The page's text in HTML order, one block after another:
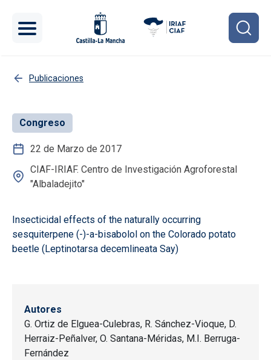
Publicaciones
Congreso
22 de Marzo de 2017
CIAF-IRIAF. Centro de Investigación Agroforestal
"Albaladejito"
Insecticidal effects of the naturally occurring
sesquiterpene (-)-a-bisabolol on the Colorado potato
beetle (Leptinotarsa decemlineata Say)
Autores
G. Ortiz de Elguea-Culebras, R. Sánchez-Vioque, D.
Herraiz-Peñalver, O. Santana-Méridas, M.I. Berruga-
Fernández